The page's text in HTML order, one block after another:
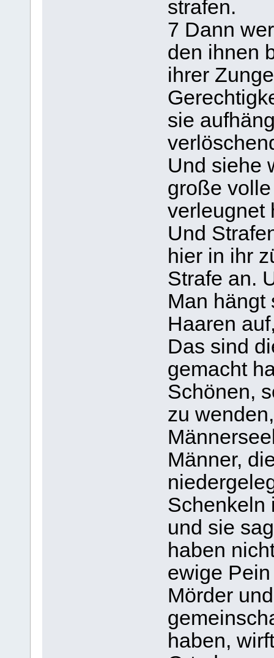
strafen.
7 Dann
den ihnen
ihrer
sie
Und siehe
große
verleugnet
Und
hier in ihr
Strafe an.
Man hängt
Haaren
Das sind
gemacht
Schönen,
zu
Männer,
Schenkeln
und sie
haben
ewige
Mörder
haben,